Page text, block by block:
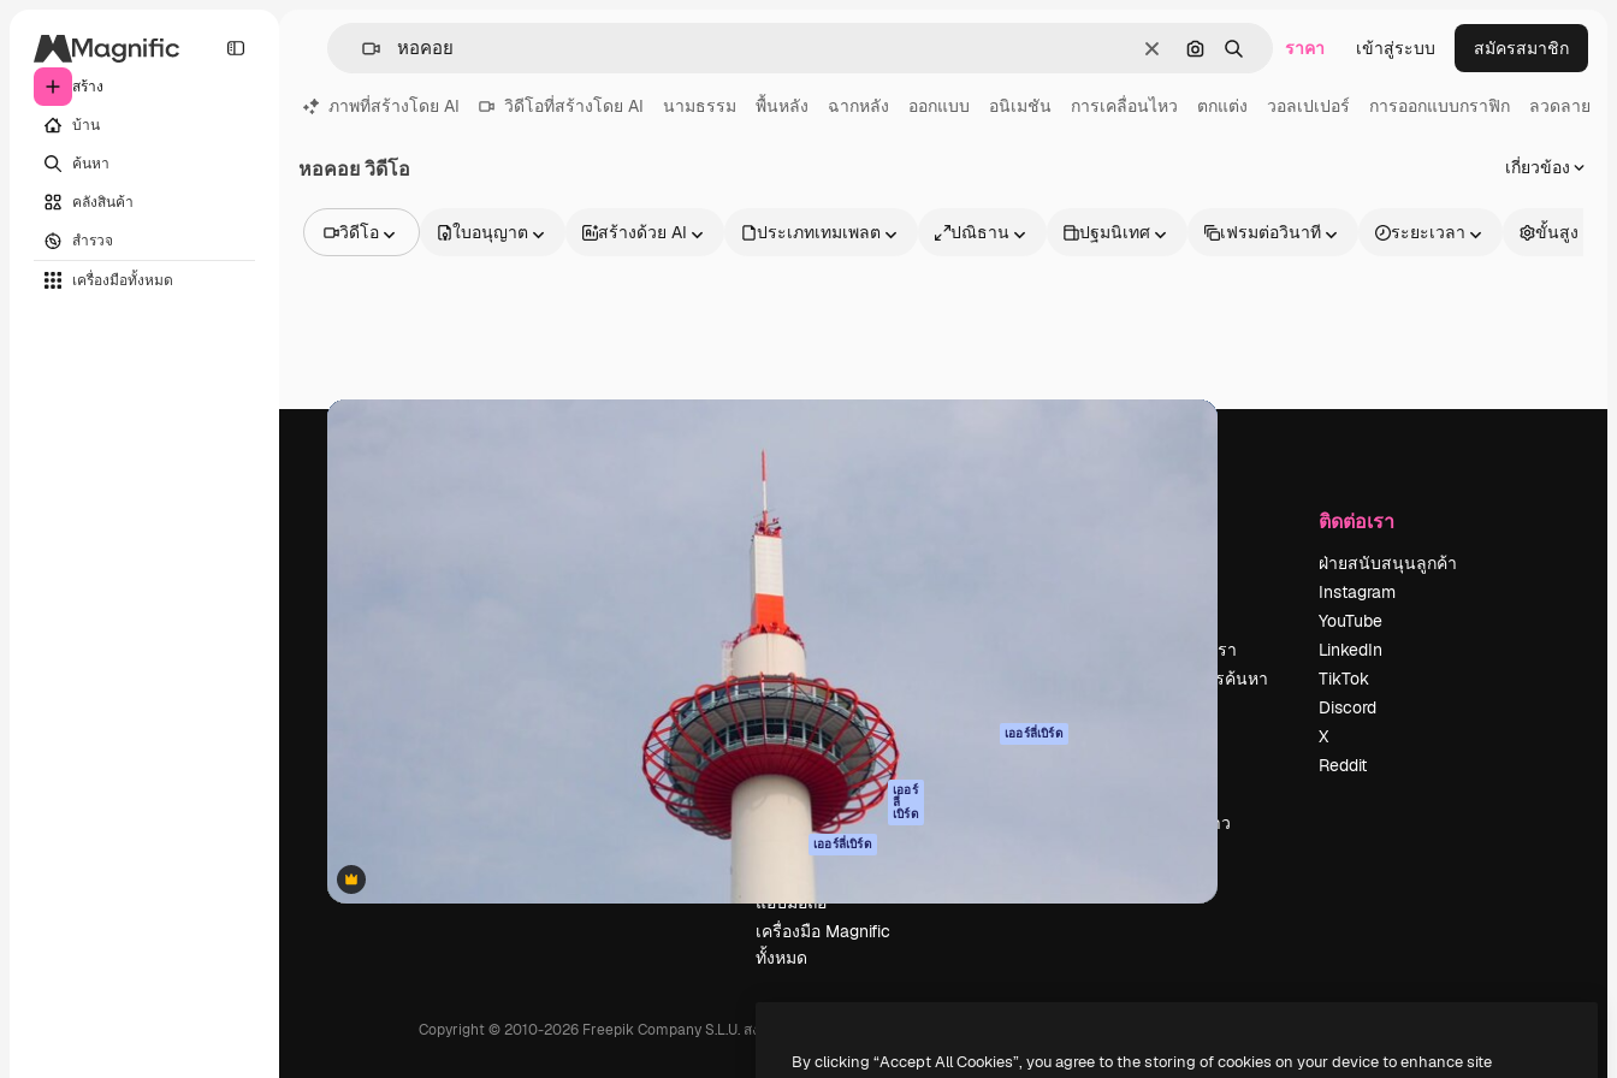
สร้าง
บ้าน
ค้นหา
คลังสินค้า
สำรวจ
เครื่องมือทั้งหมด
ชัดเจนค้นหาตามรูปภาพ
ค้นหา ราคา เข้าสู่ระบบ สมัครสมาชิก
ภาพที่สร้างโดย AI วิดีโอที่สร้างโดย AI นามธรรม พื้นหลัง ฉากหลัง ออกแบบ อนิเมชัน การเคลื่อนไหว ตกแต่ง วอลเปเปอร์ การออกแบบกราฟิก ลวดลาย
หอคอย วิดีโอ เกี่ยวข้อง
วิดีโอ
วิดีโอ
ใบอนุญาต สร้างด้วย AI ประเภทเทมเพลต ปณิธาน ปฐมนิเทศ เฟรมต่อวินาที ระยะเวลา ขั้นสูง
Premium
Premium
Premium
Premium
Premium
Premium
Premium
Premium
Premium
Premium
Premium
Premium
Premium
Premium
Premium
Premium
Premium
Premium
Premium
Premium
Premium
Premium
Premium
Premium
Premium
Premium
Premium
Premium
Premium
Premium
Premium
Premium
Premium
Premium
Premium
Premium
Premium
Premium
Premium
Premium
Premium
Premium
Premium
Premium
Premium
Premium
Premium
Premium
Premium
Premium
Premium
Premium
Premium
Premium
Premium
Premium
Premium
Premium
Premium
Premium
Premium
Premium
Premium
Premium
Premium
Premium
Premium
Premium
Premium
Premium
Premium
Premium
Premium
Premium
Premium
Premium
Premium
Premium
Premium
Premium
Premium
Premium
Premium
Premium
Premium
Premium
Premium
Premium
Premium
Premium
Premium
Premium
ครอบคลุมทั้งครีเอทีฟ, บริษัท, เอเจนซี และสตูดิ
ผลิตภัณฑ์
ผู้ช่วย AI
เครื่องมือสร้าง
รูปภาพด้วย AI
เครื่องมือสร้างวิดีโอ
ด้วย AI
เครื่องกำเนิดเสียง AI
สต็อกเนื้อหา
MCP สำหรับ
Claude/ChatGPT
เออร์
ลี่
เบิร์ด
เออร์ลี่เบิร์ด
แอปมือถือ
เครื่องมือ Magnific
ทั้งหมด
เออร์ลี่เบิร์ด
ร่วมงานกับเรา
แนวโน้มการค้นหา
ห้องแถลงข่าว
ติดต่อเรา
ฝ่ายสนับสนุนลูกค้า
Instagram
YouTube
LinkedIn
TikTok
Discord
X
Reddit
Copyright © 2010-2026 Freepik Company S.L.U. สงวนลิขสิทธิ์
By clicking “Accept All Cookies”, you agree to the storing of cookies on your device to enhance site